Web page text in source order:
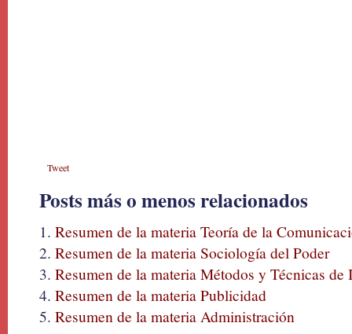
Tweet
Posts más o menos relacionados
Resumen de la materia Teoría de la
Resumen de la materia Sociología del Poder
Resumen de la materia Métodos y Técnicas de
Resumen de la materia Publicidad
Resumen de la materia Administración